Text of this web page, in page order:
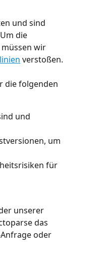
und sind
die
wir
verstoßen.
die folgenden
und
um
für
unserer
das
oder